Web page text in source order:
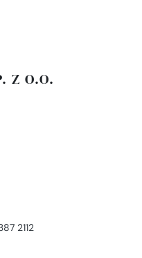
Z O.O.
2112